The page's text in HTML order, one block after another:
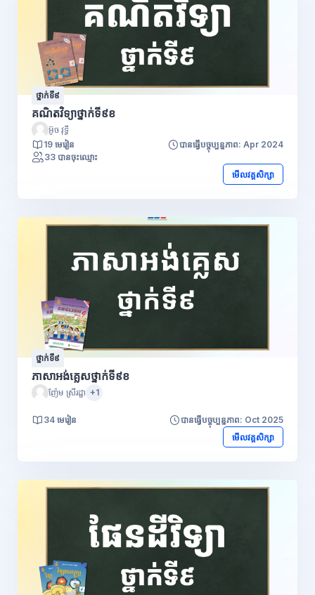
ថ្នាក់ទី៩
គណិតវិទ្យាថ្នាក់ទី៩ខ
អ៊ូច វុទ្ធី
19 មេរៀន
បានធ្វើបច្ចុប្បន្នភាព: Apr 2024
33 បានចុះឈ្មោះ
មើលវគ្គសិក្សា
ថ្នាក់ទី៩
ភាសាអង់គ្លេសថ្នាក់ទី៩ខ
ញ៉ែម ស្រីរដ្ឋា +1
34 មេរៀន
បានធ្វើបច្ចុប្បន្នភាព: Oct 2025
មើលវគ្គសិក្សា